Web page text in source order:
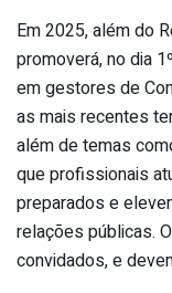
Em 2025, além do
promoverá, no dia
em gestores de
as mais recentes
além de temas
que profissionais
preparados e
relações públicas.
convidados, e